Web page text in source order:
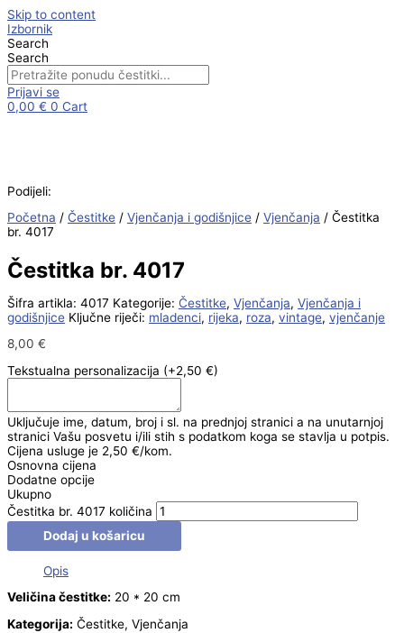
Skip to content
Izbornik
Search
Search
Prijavi se
0,00 € 0 Cart
Podijeli:
Početna / Čestitke / Vjenčanja i godišnjice / Vjenčanja / Čestitka
br. 4017
Čestitka br. 4017
Šifra artikla: 4017 Kategorije: Čestitke, Vjenčanja, Vjenčanja i
godišnjice Ključne riječi: mladenci, rijeka, roza, vintage, vjenčanje
8,00 €
Tekstualna personalizacija (+2,50 €)
Uključuje ime, datum, broj i sl. na prednjoj stranici a na unutarnjoj
stranici Vašu posvetu i/ili stih s podatkom koga se stavlja u potpis.
Cijena usluge je 2,50 €/kom.
Osnovna cijena
Dodatne opcije
Ukupno
Čestitka br. 4017 količina
Dodaj u košaricu
Opis
Veličina čestitke: 20 * 20 cm
Kategorija: Čestitke, Vjenčanja